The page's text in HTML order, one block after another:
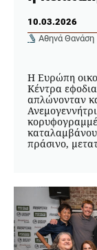
10.03.2026
Αθηνά Θανάση
Η Ευρώπη
Κέντρα
απλώνονταν
πράσινο,